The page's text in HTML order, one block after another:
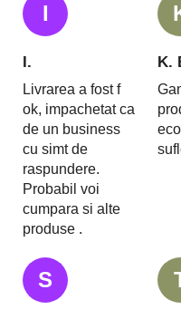
I
I.
Livrarea a fost f
ok, impachetat ca
de un business
cu simt de
raspundere.
Probabil voi
cumpara si alte
produse .
K.
S